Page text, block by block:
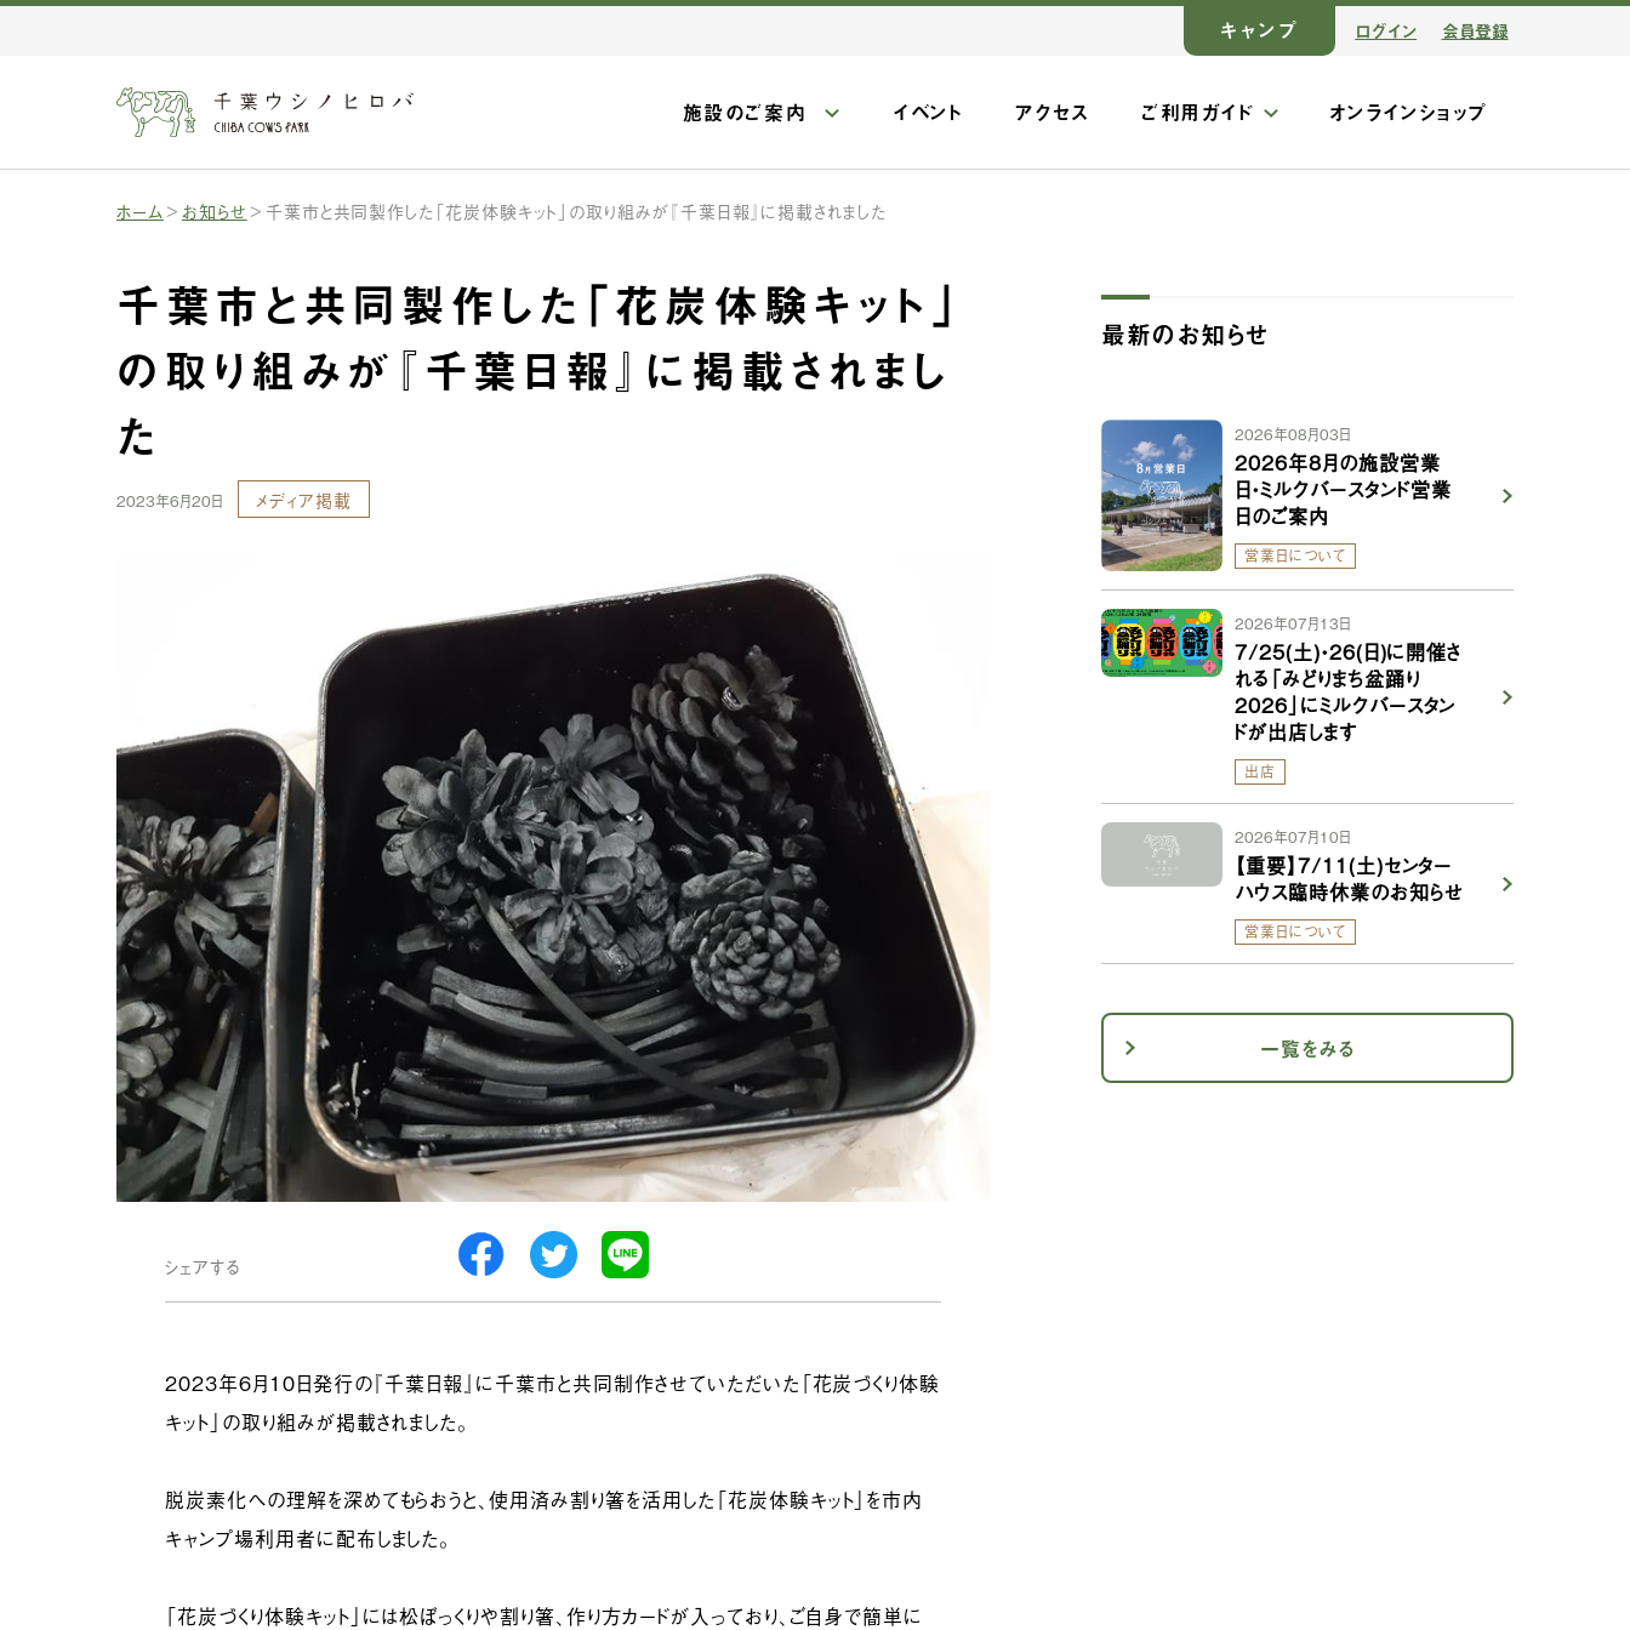
キャンプ ログイン 会員登録
施設のご案内 イベント アクセス ご利用ガイド オンラインショップ
ホーム お知らせ 千葉市と共同製作した「花炭体験キット」の取り組みが『千葉日報』に掲載されました
千葉市と共同製作した「花炭体験キット」
の取り組みが『千葉日報』に掲載されまし
た
2023年6月20日 メディア掲載
シェアする
2023年6月10日発行の『千葉日報』に千葉市と共同制作させていただいた「花炭づくり体験
キット」の取り組みが掲載されました。
脱炭素化への理解を深めてもらおうと、使用済み割り箸を活用した「花炭体験キット」を市内
キャンプ場利用者に配布しました。
「花炭づくり体験キット」には松ぼっくりや割り箸、作り方カードが入っており、ご自身で簡単に
最新のお知らせ
2026年08月03日
2026年8月の施設営業
日・ミルクバースタンド営業
日のご案内
営業日について
2026年07月13日
7/25(土)・26(日)に開催さ
れる「みどりまち盆踊り
2026」にミルクバースタン
ドが出店します
出店
2026年07月10日
【重要】7/11(土)センター
ハウス臨時休業のお知らせ
営業日について
一覧をみる